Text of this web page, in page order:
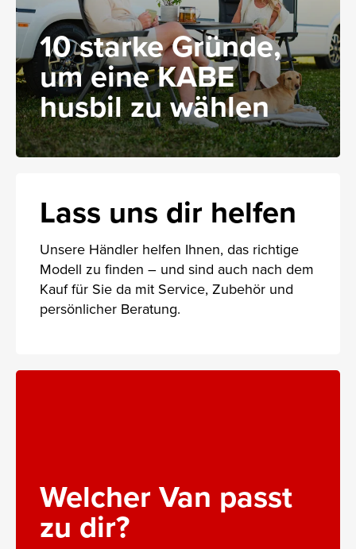
10 starke Gründe,
um eine KABE
husbil zu wählen
Lass uns dir helfen
Unsere Händler helfen Ihnen, das richtige
Modell zu finden – und sind auch nach dem
Kauf für Sie da mit Service, Zubehör und
persönlicher Beratung.
Welcher Van passt
zu dir?